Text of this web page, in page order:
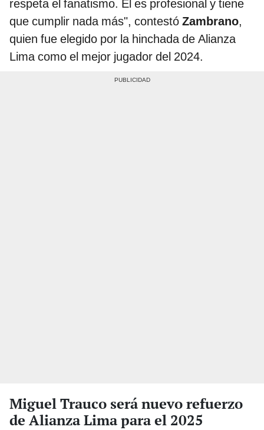
respeta el fanatismo. Él es profesional y tiene
que cumplir nada más", contestó Zambrano,
quien fue elegido por la hinchada de Alianza
Lima como el mejor jugador del 2024.
Miguel Trauco será nuevo refuerzo
de Alianza Lima para el 2025